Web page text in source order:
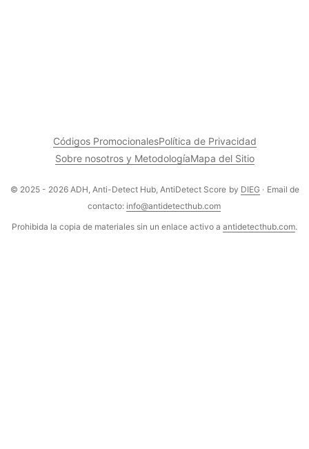
Códigos PromocionalesPolítica de Privacidad
Sobre nosotros y MetodologíaMapa del Sitio
© 2025 - 2026 ADH, Anti-Detect Hub, AntiDetect Score by DIEG · Email de
contacto: info@antidetecthub.com
Prohibida la copia de materiales sin un enlace activo a antidetecthub.com.